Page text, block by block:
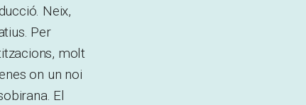
Neix,
Per
molt
on un noi
El